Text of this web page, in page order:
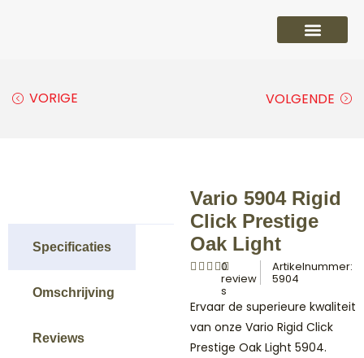
VORIGE VOLGENDE
Specificaties
Omschrijving
Reviews
Vario 5904 Rigid
Click Prestige
Oak Light
0
review
s
Artikelnummer:
5904
Ervaar de superieure kwaliteit
van onze Vario Rigid Click
Prestige Oak Light 5904.